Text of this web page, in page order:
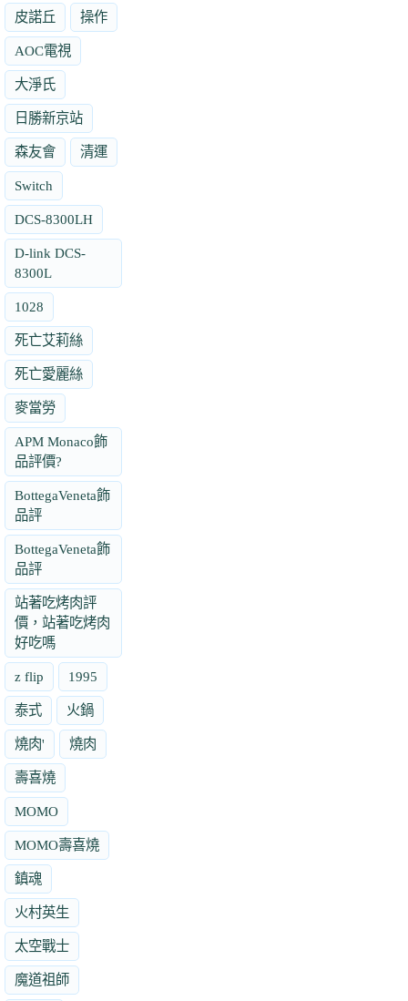
皮諾丘 操作
AOC電視
大淨氏
日勝新京站
森友會 清運
Switch
DCS-8300LH
D-link DCS-
8300L
1028
死亡艾莉絲
死亡愛麗絲
麥當勞
APM Monaco飾
品評價?
BottegaVeneta飾
品評
BottegaVeneta飾
品評
站著吃烤肉評
價，站著吃烤肉
好吃嗎
z flip 1995
泰式 火鍋
燒肉' 燒肉
壽喜燒
MOMO
MOMO壽喜燒
鎮魂
火村英生
太空戰士
魔道祖師